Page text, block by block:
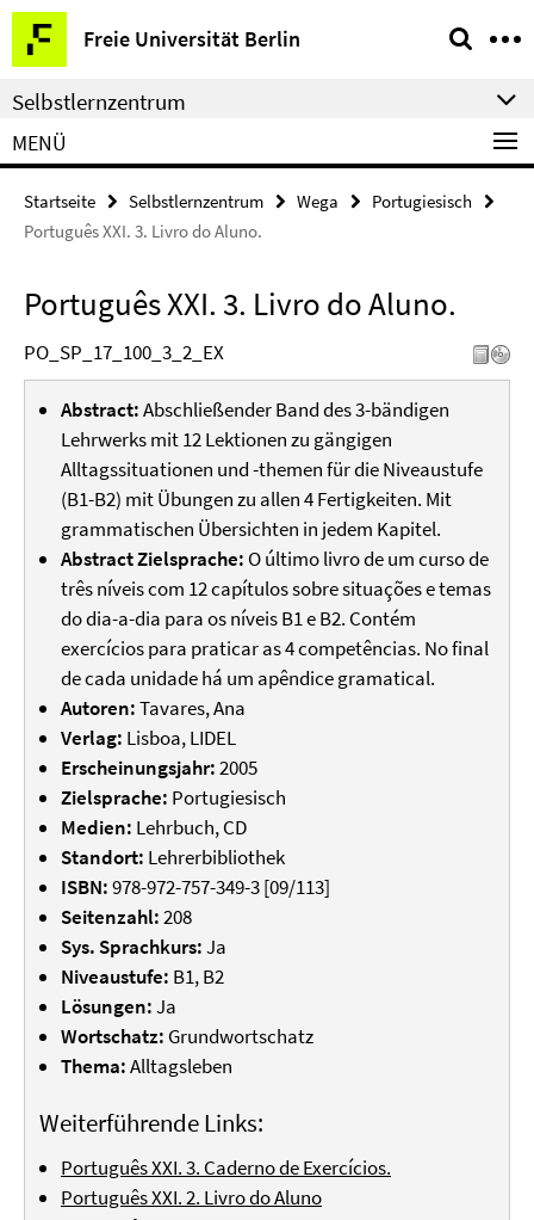
Springe
direkt
zu
Inhalt
Freie Universität Berlin
Service-
Navigation
Selbstlernzentrum
MENÜ
Startseite Selbstlernzentrum Wega
Portugiesisch
Português XXI. 3. Livro do Aluno.
Português XXI. 3. Livro do Aluno.
PO_SP_17_100_3_2_EX
Abstract:Abschließender Band des 3-bändigen
Lehrwerks mit 12 Lektionen zu gängigen
Alltagssituationen und -themen für die Niveaustufe
(B1-B2) mit Übungen zu allen 4 Fertigkeiten. Mit
grammatischen Übersichten in jedem Kapitel.
Abstract Zielsprache: O último livro de um curso de
três níveis com 12 capítulos sobre situações e temas
do dia-a-dia para os níveis B1 e B2. Contém
exercícios para praticar as 4 competências. No final
de cada unidade há um apêndice gramatical.
Autoren:Tavares, Ana
Verlag: Lisboa, LIDEL
Erscheinungsjahr:2005
Zielsprache: Portugiesisch
Medien: Lehrbuch, CD
Standort: Lehrerbibliothek
ISBN:978-972-757-349-3 [09/113]
Seitenzahl:208
Sys. Sprachkurs:Ja
Niveaustufe: B1, B2
Lösungen:Ja
Wortschatz: Grundwortschatz
Thema:Alltagsleben
Weiterführende Links:
Português XXI. 3. Caderno de Exercícios.
Português XXI. 2. Livro do Aluno